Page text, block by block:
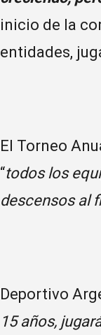
inicio de la
entidades,
El Torneo
“todos los
descensos al
Deportivo
15 años,